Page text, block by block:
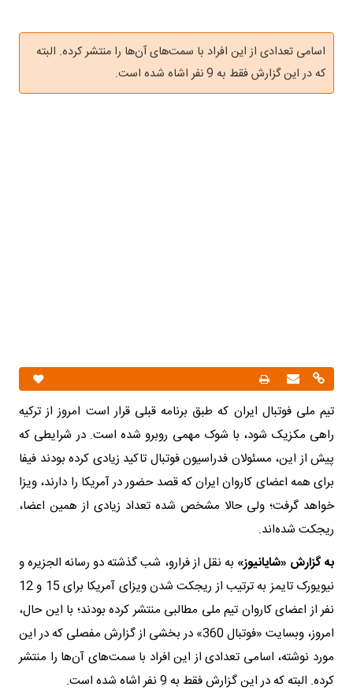
اسامی تعدادی از این افراد با سمت‌های آن‌ها را منتشر کرده. البته
که در این گزارش فقط به 9 نفر اشاه شده است.
تیم ملی فوتبال ایران که طبق برنامه قبلی قرار است امروز از ترکیه
راهی مکزیک شود، با شوک مهمی روبرو شده است. در شرایطی که
پیش از این، مسئولان فدراسیون فوتبال تاکید زیادی کرده بودند فیفا
برای همه اعضای کاروان ایران که قصد حضور در آمریکا را دارند، ویزا
خواهد گرفت؛ ولی حالا مشخص شده تعداد زیادی از همین اعضا،
ریجکت شده‌اند.
به گزارش «شایانیوز» به نقل از فرارو، شب گذشته دو رسانه الجزیره و
نیویورک تایمز به ترتیب از ریجکت شدن ویزای آمریکا برای 15 و 12
نفر از اعضای کاروان تیم ملی مطالبی منتشر کرده بودند؛ با این حال،
امروز، وبسایت «فوتبال 360» در بخشی از گزارش مفصلی که در این
مورد نوشته، اسامی تعدادی از این افراد با سمت‌های آن‌ها را منتشر
کرده. البته که در این گزارش فقط به 9 نفر اشاه شده است.